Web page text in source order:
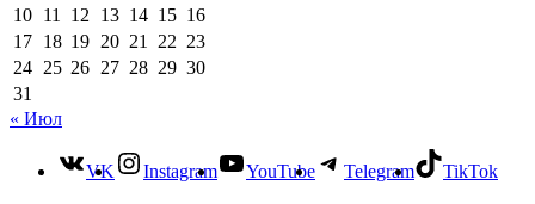
10 11 12 13 14 15 16
17 18 19 20 21 22 23
24 25 26 27 28 29 30
31
« Июл
VK Instagram YouTube Telegram TikTok